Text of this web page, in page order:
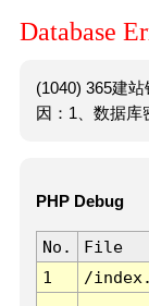
Database
(1040) 365建
因：1、数据库
PHP Debug
No. File
1
/